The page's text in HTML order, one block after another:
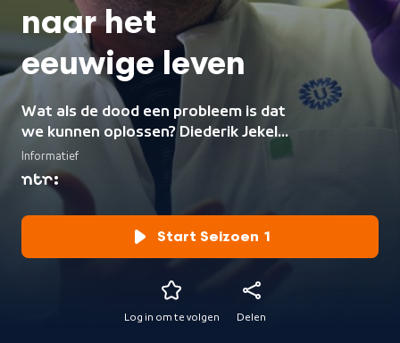
naar het
eeuwige leven
Wat als de dood een probleem is dat
we kunnen oplossen? Diederik Jekel
en Catalina Mosquera Rosas gaan op
jacht naar eeuwig leven, gewapend
met de beste wetenschappers en
een AI-model dat hun sterfleeftijd
moet oprekken.
Informatief
Start Seizoen 1
Log in om te volgen Delen